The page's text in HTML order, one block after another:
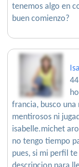
tenemos algo en
buen comienzo?
francia, busco
mentirosos ni
isabelle.michet
no tengo tiempo
pues, si mi perfil